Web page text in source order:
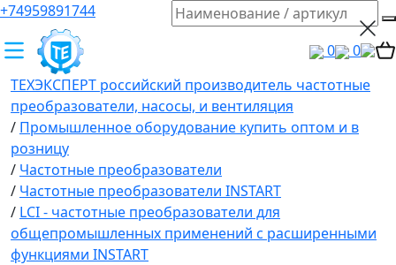
+74959891744
0
0
ТЕХЭКСПЕРТ российский производитель частотные
преобразователи, насосы, и вентиляция
/ Промышленное оборудование купить оптом и в
розницу
/ Частотные преобразователи
/ Частотные преобразователи INSTART
/ LCI - частотные преобразователи для
общепромышленных применений с расширенными
функциями INSTART